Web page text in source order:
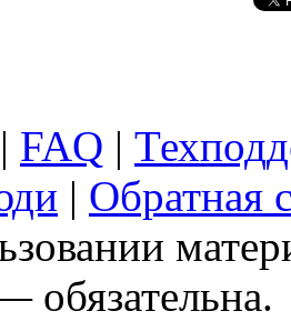
| FAQ |
| Обратная
обязательна.